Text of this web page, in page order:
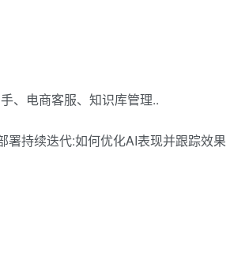
、电商客服、知识库管理..
署持续迭代:如何优化AI表现并跟踪效果